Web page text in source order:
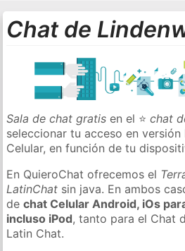
Chat de
Sala de chat gratis en el ⭐chat
seleccionar tu acceso en versión
Celular, en función de tu
En QuieroChat ofrecemos el
LatinChat sin java. En ambos
dechat Celular Android, iOs
incluso iPod, tanto para el Chat
Latin Chat.